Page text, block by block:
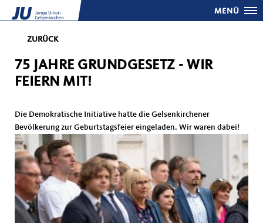
MENÜ
ZURÜCK
75 JAHRE GRUNDGESETZ - WIR
FEIERN MIT!
Die Demokratische Initiative hatte die Gelsenkirchener
Bevölkerung zur Geburtstagsfeier eingeladen. Wir waren dabei!